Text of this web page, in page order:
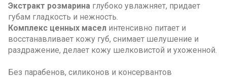
Экстракт розмарина глубоко увлажняет, придает
губам гладкость и нежность.
Комплекс ценных масел интенсивно питает и
восстанавливает кожу губ, снимает шелушение и
раздражение, делает кожу шелковистой и ухоженной.
Без парабенов, силиконов и консервантов